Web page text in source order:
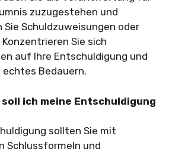
zuzugestehen und
Sie Schuldzuweisungen oder
Sie sich
auf Ihre Entschuldigung und
echtes Bedauern.
soll ich meine Entschuldigung
sollten Sie mit
Schlussformeln und